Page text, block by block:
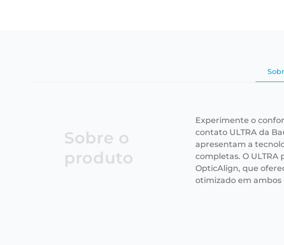
Sobre o
produto
Experimente o
contato ULTRA da
apresentam a
completas. O
OpticAlign, que
otimizado em ambos